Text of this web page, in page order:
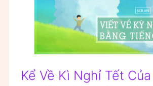
Kể Về Kì Nghỉ Tết